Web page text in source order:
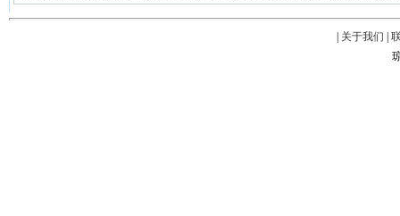
关于我们